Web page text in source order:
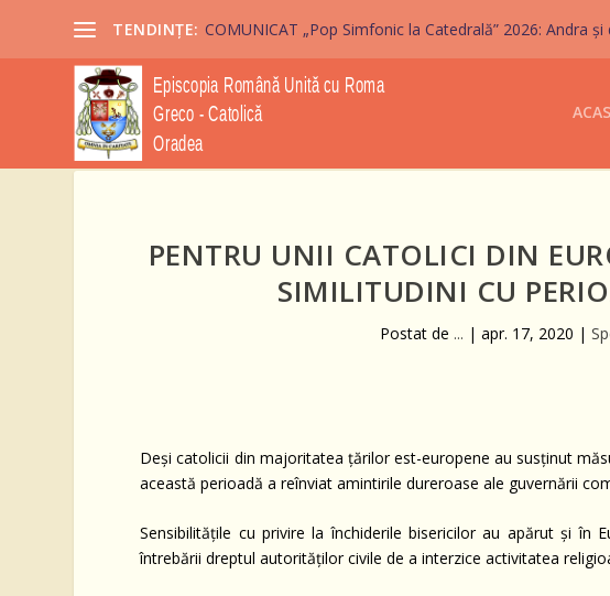
TENDINȚE: COMUNICAT „Pop Simfonic la Catedrală” 2026: Andra și
PENTRU UNII CATOLICI DIN
SIMILITUDINI CU
Postat de ... | apr. 17, 2020 |
Deși catolicii din majoritatea țărilor est-europene au susținut
această perioadă a reînviat amintirile dureroase ale guvernării
Sensibilitățile cu privire la închiderile bisericilor au apărut și în
întrebării dreptul autorităților civile de a interzice activitatea